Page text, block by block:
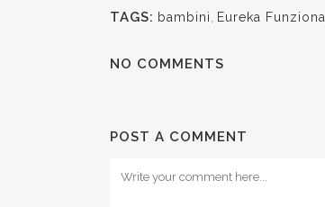
TAGS: bambini Eureka Funziona
NO COMMENTS
POST A COMMENT